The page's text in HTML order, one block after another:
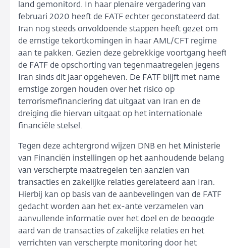
land gemonitord. In haar plenaire vergadering van
februari 2020 heeft de FATF echter geconstateerd dat
Iran nog steeds onvoldoende stappen heeft gezet om
de ernstige tekortkomingen in haar AML/CFT regime
aan te pakken. Gezien deze gebrekkige voortgang
de FATF de opschorting van tegenmaatregelen jegens
Iran sinds dit jaar opgeheven. De FATF blijft met name
ernstige zorgen houden over het risico op
terrorismefinanciering dat uitgaat van Iran en de
dreiging die hiervan uitgaat op het internationale
financiële stelsel.
Tegen deze achtergrond wijzen DNB en het Ministerie
van Financiën instellingen op het aanhoudende belang
van verscherpte maatregelen ten aanzien van
transacties en zakelijke relaties gerelateerd aan Iran.
Hierbij kan op basis van de aanbevelingen van de FATF
gedacht worden aan het ex-ante verzamelen van
aanvullende informatie over het doel en de beoogde
aard van de transacties of zakelijke relaties en het
verrichten van verscherpte monitoring door het